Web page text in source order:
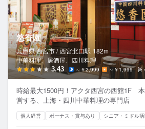
悠香園
兵庫県 西宮市 / 西宮北口駅 182m
中華料理、居酒屋、四川料理
3.43 ～￥2,999 ～￥1,999
時給最大1500円！アクタ西宮の西館1F
営する、上海・四川中華料理の専門店
個人経営 ボーナス・賞与あり シニア・ミドル